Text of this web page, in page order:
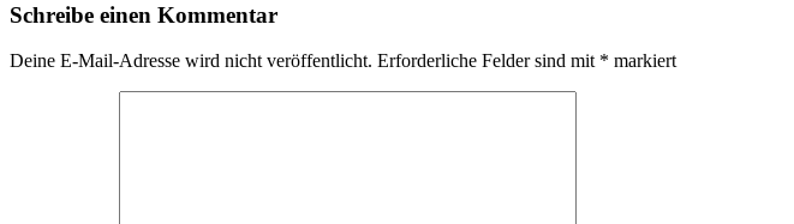
Schreibe einen Kommentar
Deine E-Mail-Adresse wird nicht veröffentlicht. Erforderliche Felder sind mit * markiert